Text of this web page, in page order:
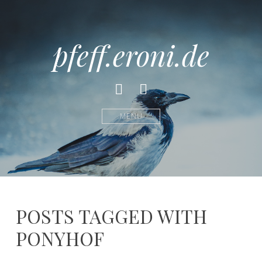
pfeff.eroni.de
FacebookInstagram
MENÜ
POSTS TAGGED WITH
PONYHOF